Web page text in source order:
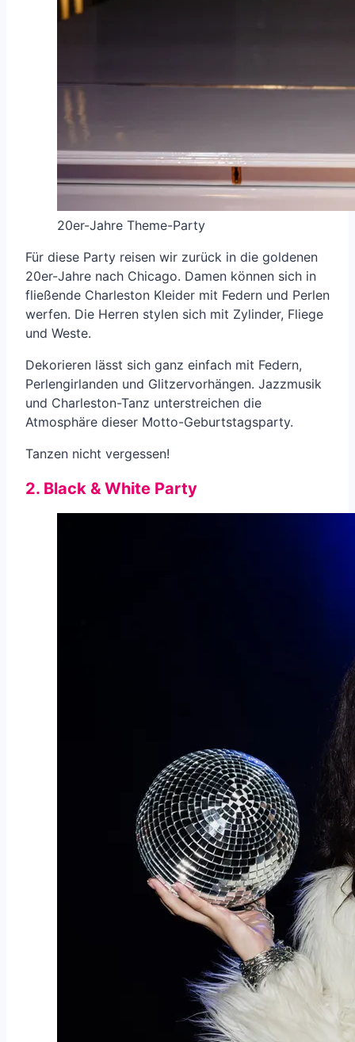
20er-Jahre Theme-Party
Für diese Party reisen wir zurück in die goldenen
20er-Jahre nach Chicago. Damen können sich in
fließende Charleston Kleider mit Federn und Perlen
werfen. Die Herren stylen sich mit Zylinder, Fliege
und Weste.
Dekorieren lässt sich ganz einfach mit Federn,
Perlengirlanden und Glitzervorhängen. Jazzmusik
und Charleston-Tanz unterstreichen die
Atmosphäre dieser Motto-Geburtstagsparty.
Tanzen nicht vergessen!
2. Black & White Party